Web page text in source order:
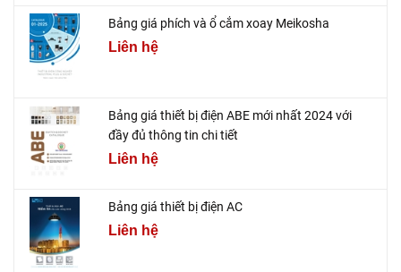
Bảng giá phích và ổ cắm xoay Meikosha
Liên hệ
Bảng giá thiết bị điện ABE mới nhất 2024 với
đầy đủ thông tin chi tiết
Liên hệ
Bảng giá thiết bị điện AC
Liên hệ